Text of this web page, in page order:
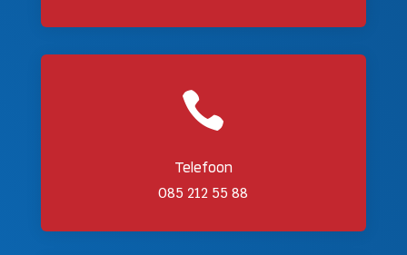

Telefoon
085 212 55 88